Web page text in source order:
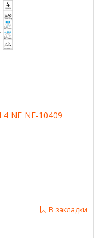
NF NF-10409
В закладки